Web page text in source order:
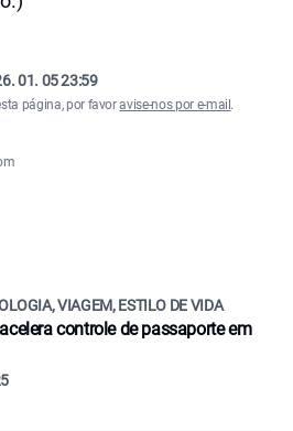
01. 05 23:59
página, por favoravise-nos por e-mail .
VIAGEM, ESTILO DE VIDA
controle de passaporte em